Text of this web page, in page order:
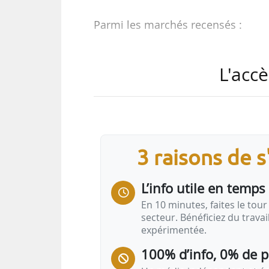
Parmi les marchés recensés :
• Appel à projets pour la
de Beauvallon (Rhône) pour
(Loiret) pour LogemLoiret ;
• Finalisation de la révision
3 raisons de
L’info utile en
En 10 minutes, faites le tour
secteur. Bénéficiez du
expérimentée.
100% d’info, 0% de